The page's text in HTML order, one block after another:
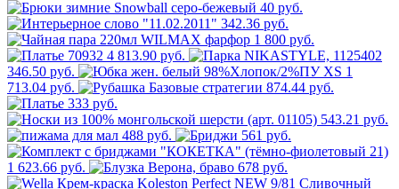
40 руб.
342.36 руб.
1 800 руб.
4 813.90 руб.
346.50 руб.
1
713.04 руб.
874.44 руб.
333 руб.
543.21 руб.
488 руб.
561 руб.
1 623.66 руб. 678 руб.